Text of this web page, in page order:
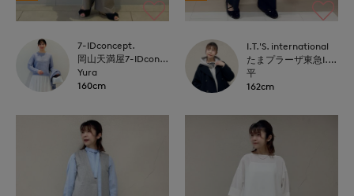
7-IDconcept.
岡山天満屋7-IDconcept.
Yura
160cm
I.T.'S. international
たまプラーザ東急I.T.'S.international
平
162cm